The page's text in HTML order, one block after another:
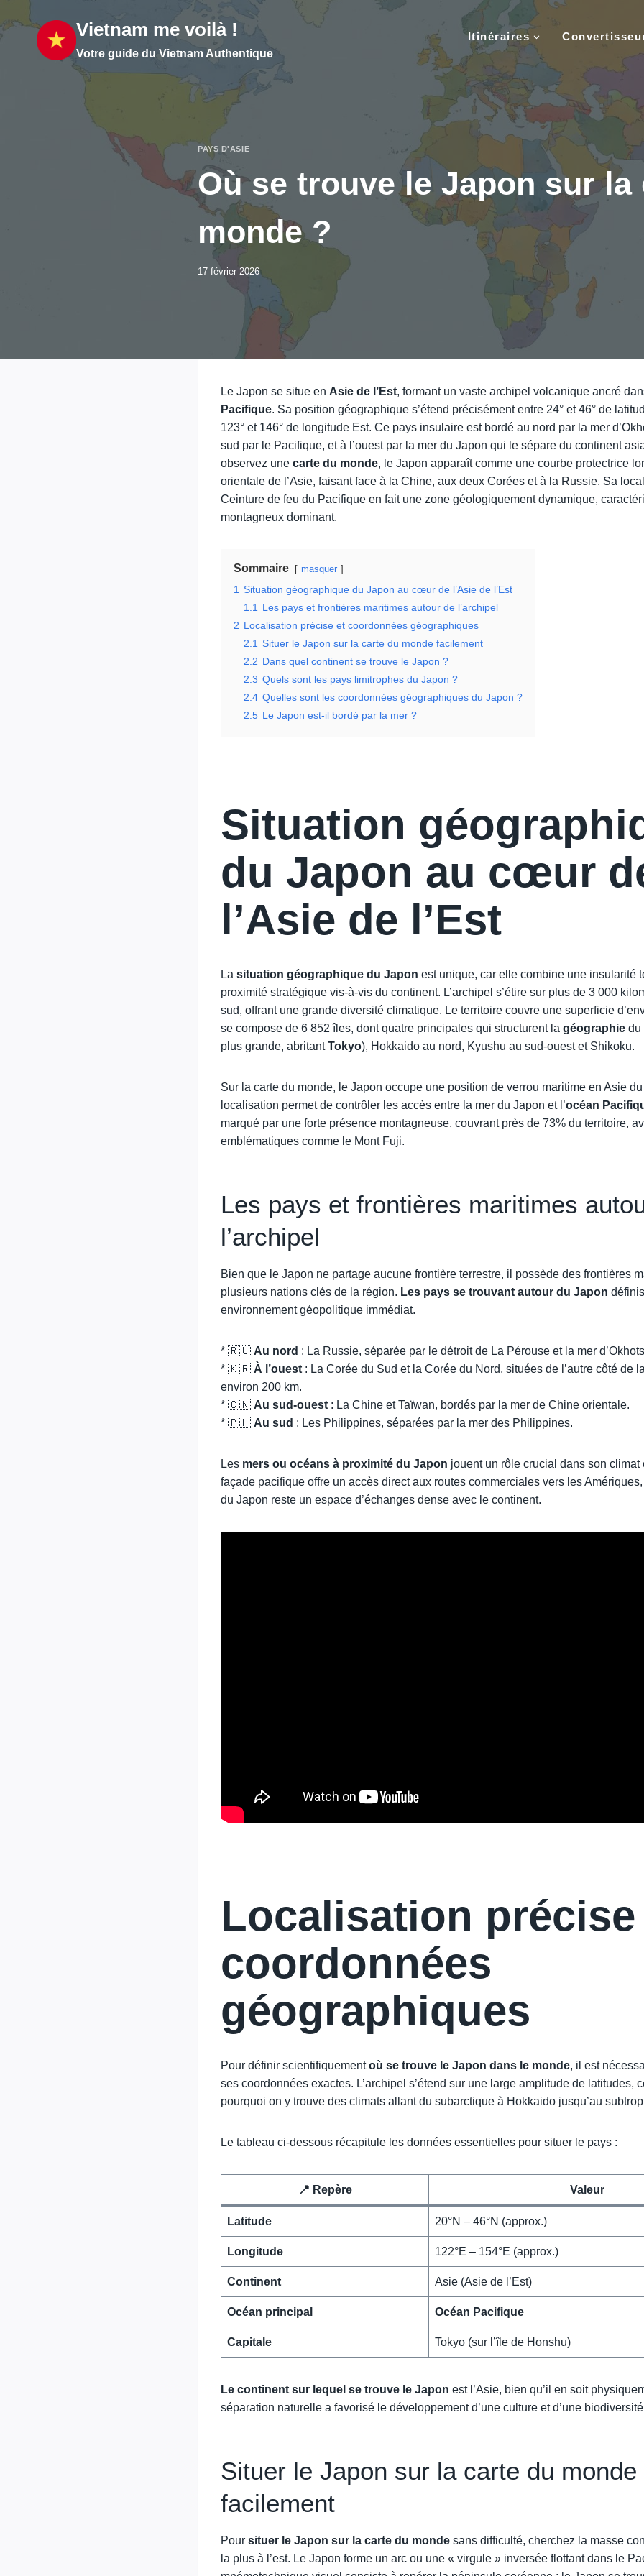
au
contenu
Vietnam me voilà !
Votre guide du Vietnam Authentique
Itinéraires
PAYS D'ASIE
Où se trouve le Japon sur la
monde ?
17 février 2026
Le Japon se situe en Asie de l’Est, formant un vaste archipel volcanique ancré
Pacifique. Sa position géographique s’étend précisément entre 24° et 46° de
123° et 146° de longitude Est. Ce pays insulaire est bordé au nord par la mer
sud par le Pacifique, et à l’ouest par la mer du Japon qui le sépare du continent
observez une carte du monde, le Japon apparaît comme une courbe protectrice
orientale de l’Asie, faisant face à la Chine, aux deux Corées et à la Russie. Sa
Ceinture de feu du Pacifique en fait une zone géologiquement dynamique,
montagneux dominant.
Sommaire masquer
1 Situation géographique du Japon au cœur de l’Asie de l’Est
1.1
Les pays et frontières maritimes autour de l’archipel
2 Localisation précise et coordonnées géographiques
2.1 Situer le Japon sur la carte du monde facilement
2.2 Dans quel continent se trouve le Japon ?
2.3 Quels sont les pays limitrophes du Japon ?
2.4 Quelles sont les coordonnées géographiques du Japon ?
2.5 Le Japon est-il bordé par la mer ?
Situation
du Japon au cœur
l’Asie de l’Est
La situation géographique du Japon est unique, car elle combine une insularité
proximité stratégique vis-à-vis du continent. L’archipel s’étire sur plus de 3 000
sud, offrant une grande diversité climatique. Le territoire couvre une superficie
se compose de 6 852 îles, dont quatre principales qui structurent la géographie du
plus grande, abritantTokyo), Hokkaido au nord, Kyushu au sud-ouest et Shikoku.
Sur la carte du monde, le Japon occupe une position de verrou maritime en Asie
localisation permet de contrôler les accès entre la mer du Japon et l’océan
marqué par une forte présence montagneuse, couvrant près de 73% du territoire,
emblématiques comme le Mont Fuji.
Les pays et frontières maritimes
l’archipel
Bien que le Japon ne partage aucune frontière terrestre, il possède des frontières
plusieurs nations clés de la région. Les pays se trouvant autour du Japon
environnement géopolitique immédiat.
* 🇷🇺 Au nord : La Russie, séparée par le détroit de La Pérouse et la mer
* 🇰🇷 À l’ouest : La Corée du Sud et la Corée du Nord, situées de l’autre côté de
environ 200 km.
* 🇨🇳 Au sud-ouest : La Chine et Taïwan, bordés par la mer de Chine orientale.
* 🇵🇭 Au sud : Les Philippines, séparées par la mer des Philippines.
Les mers ou océans à proximité du Japon jouent un rôle crucial dans son climat
façade pacifique offre un accès direct aux routes commerciales vers les
du Japon reste un espace d’échanges dense avec le continent.
Localisation précise
coordonnées
géographiques
Pour définir scientifiquementoù se trouve le Japon dans le monde, il est
ses coordonnées exactes. L’archipel s’étend sur une large amplitude de latitudes,
pourquoi on y trouve des climats allant du subarctique à Hokkaido jusqu’au
Le tableau ci-dessous récapitule les données essentielles pour situer le pays :
📍 Repère Valeur
Latitude 20°N – 46°N (approx.)
Longitude 122°E – 154°E (approx.)
Continent Asie (Asie de l’Est)
Océan principal Océan Pacifique
Capitale Tokyo (sur l’île de Honshu)
Le continent sur lequel se trouve le Japon est l’Asie, bien qu’il en soit
séparation naturelle a favorisé le développement d’une culture et d’une
Situer le Japon sur la carte du monde
facilement
Pour situer le Japon sur la carte du monde sans difficulté, cherchez la masse
la plus à l’est. Le Japon forme un arc ou une « virgule » inversée flottant dans le